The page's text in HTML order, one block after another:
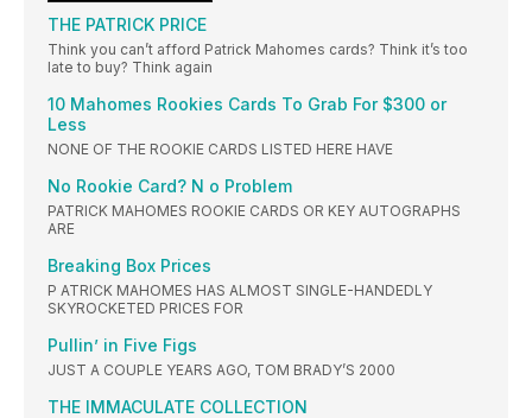
THE PATRICK PRICE
Think you can’t afford Patrick Mahomes cards? Think it’s too
late to buy? Think again
10 Mahomes Rookies Cards To Grab For $300 or
Less
NONE OF THE ROOKIE CARDS LISTED HERE HAVE
No Rookie Card? N o Problem
PATRICK MAHOMES ROOKIE CARDS OR KEY AUTOGRAPHS
ARE
Breaking Box Prices
P ATRICK MAHOMES HAS ALMOST SINGLE-HANDEDLY
SKYROCKETED PRICES FOR
Pullin’ in Five Figs
JUST A COUPLE YEARS AGO, TOM BRADY’S 2000
THE IMMACULATE COLLECTION